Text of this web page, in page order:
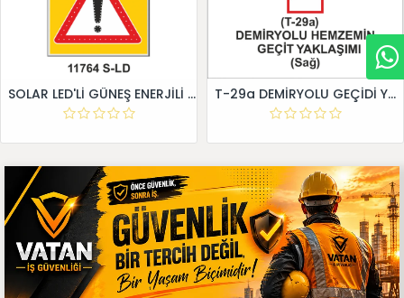
SOLAR LED'Lİ GÜNEŞ ENERJİLİ LEVHA T-29a DEMİRYOLU GEÇİDİ YAKLAŞIM LEVHALARI (Sağ)